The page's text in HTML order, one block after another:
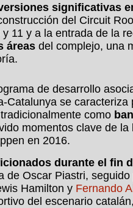
significativas
del Circuit
11 y a la entrada de la
áreas del complejo, una
de desarrollo
Catalunya se
como
momentos clave de
en 2016.
durante el fin
de Oscar Piastri,
Hamilton y Fernando
del escenario